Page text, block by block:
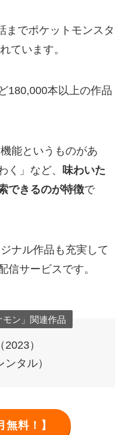
までポケットモンスタ
ています。
180,000本以上の作品
能というものがあ
く」など、
味わいた
できるのが特徴で
ナル作品も充実して
信サービスです。
モン」関連作品
）
タル）
料！】